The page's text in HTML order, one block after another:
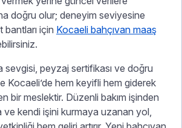
doğru olur; deneyim seviyesine
bantları için Kocaeli bahçıvan maaş
sevgisi, peyzaj sertifikası ve doğru
Kocaeli’de hem keyifli hem giderek
bir meslektir. Düzenli bakım işinden
ve kendi işini kurmaya uzanan yol,